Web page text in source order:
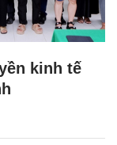
kinh tế